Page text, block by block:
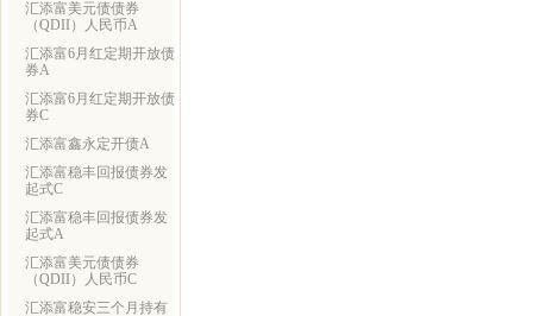
汇添富美元债债券
（QDII）人民币A
汇添富6月红定期开放债
券A
汇添富6月红定期开放债
券C
汇添富鑫永定开债A
汇添富稳丰回报债券发
起式C
汇添富稳丰回报债券发
起式A
汇添富美元债债券
（QDII）人民币C
汇添富稳安三个月持有